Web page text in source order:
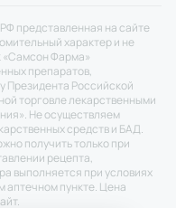
представленная на сайте
характер и не
«Самсон Фарма»
препаратов,
Президента Российской
торговле лекарственными
Не осуществляем
средств и БАД.
получить только при
рецепта,
выполняется при условиях
аптечном пункте. Цена